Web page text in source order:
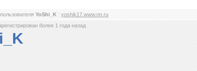
YoShi_K : yoshik17.www.nn.ru
более 1 года назад